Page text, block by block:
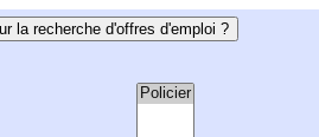
la recherche d'offres d'emploi ?